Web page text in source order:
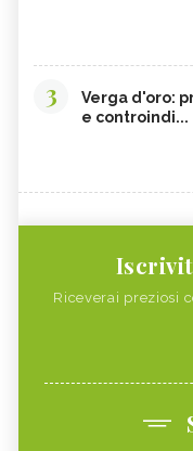
3
Verga d'oro:
e controindi...
Riceverai preziosi